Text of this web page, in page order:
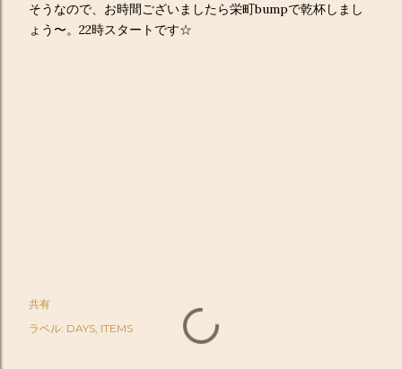
そうなので、お時間ございましたら栄町bumpで乾杯しまし
ょう〜。22時スタートです☆
共有
ラベル: DAYS ITEMS